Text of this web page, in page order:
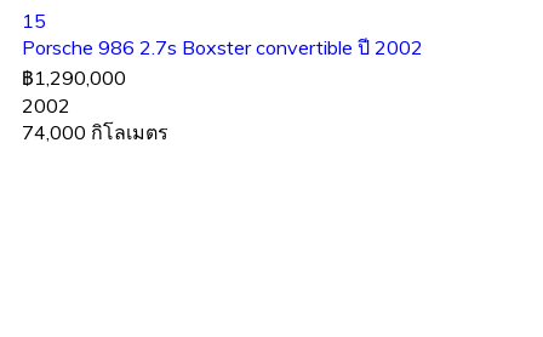
15
Porsche 986 2.7s Boxster convertible ปี 2002
฿1,290,000
2002
74,000 กิโลเมตร